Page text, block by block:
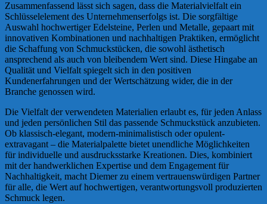
Zusammenfassend lässt sich sagen, dass die Materialvielfalt ein
Schlüsselelement des Unternehmenserfolgs ist. Die sorgfältige
Auswahl hochwertiger Edelsteine, Perlen und Metalle, gepaart mit
innovativen Kombinationen und nachhaltigen Praktiken, ermöglicht
die Schaffung von Schmuckstücken, die sowohl ästhetisch
ansprechend als auch von bleibendem Wert sind. Diese Hingabe an
Qualität und Vielfalt spiegelt sich in den positiven
Kundenerfahrungen und der Wertschätzung wider, die in der
Branche genossen wird.
Die Vielfalt der verwendeten Materialien erlaubt es, für jeden Anlass
und jeden persönlichen Stil das passende Schmuckstück anzubieten.
Ob klassisch-elegant, modern-minimalistisch oder opulent-
extravagant – die Materialpalette bietet unendliche Möglichkeiten
für individuelle und ausdrucksstarke Kreationen. Dies, kombiniert
mit der handwerklichen Expertise und dem Engagement für
Nachhaltigkeit, macht Diemer zu einem vertrauenswürdigen Partner
für alle, die Wert auf hochwertigen, verantwortungsvoll produzierten
Schmuck legen.